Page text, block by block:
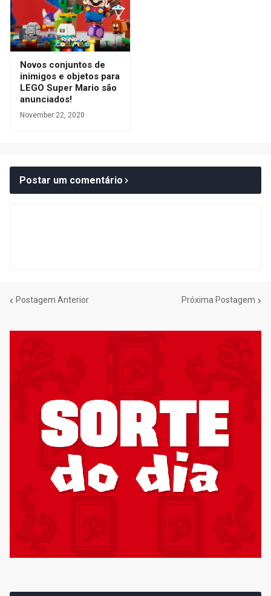
Novos conjuntos de
inimigos e objetos para
LEGO Super Mario são
anunciados!
November 22, 2020
Postar um comentário
Postagem Anterior Próxima Postagem